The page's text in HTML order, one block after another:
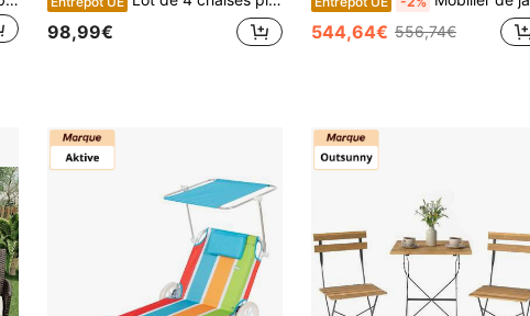
98,99€ 544,64€ 556,74€